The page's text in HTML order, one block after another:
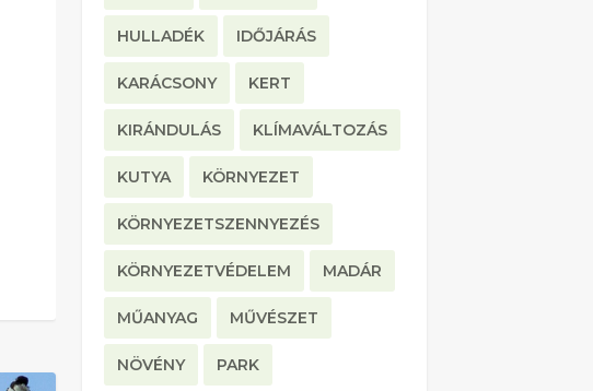
HULLADÉK IDŐJÁRÁS
KARÁCSONY KERT
KIRÁNDULÁS KLÍMAVÁLTOZÁS
KUTYA KÖRNYEZET
KÖRNYEZETSZENNYEZÉS
KÖRNYEZETVÉDELEM MADÁR
MŰANYAG MŰVÉSZET
NÖVÉNY PARK